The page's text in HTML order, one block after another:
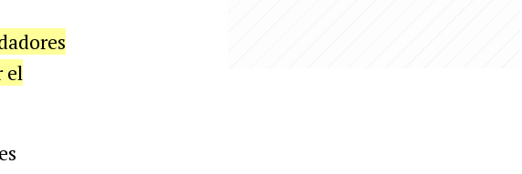
el